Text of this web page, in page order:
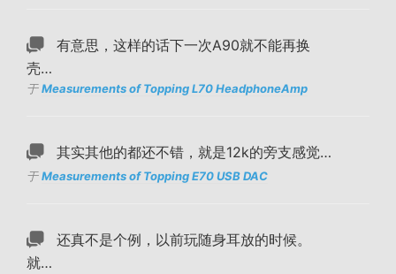
有意思，这样的话下一次A90就不能再换
壳…
于Measurements of Topping L70 HeadphoneAmp
其实其他的都还不错，就是12k的旁支感觉…
于Measurements of Topping E70 USB DAC
还真不是个例，以前玩随身耳放的时候。
就…